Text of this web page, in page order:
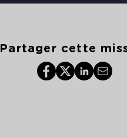
Partager cette